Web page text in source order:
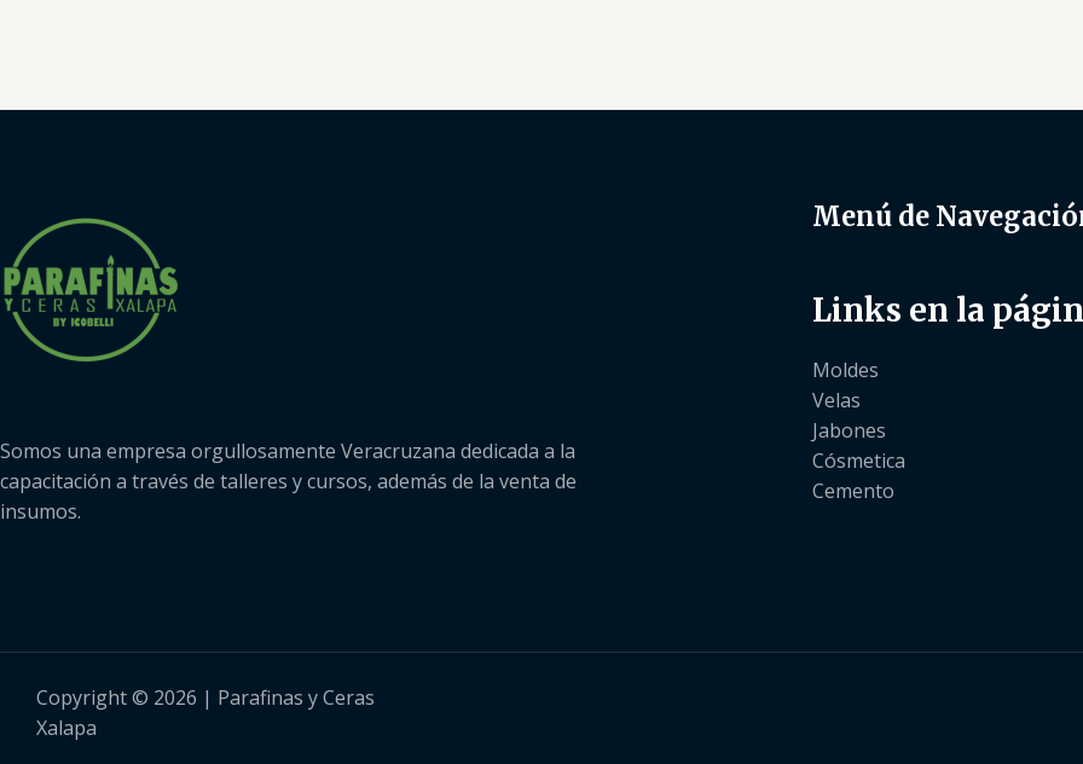
Somos una empresa orgullosamente Veracruzana dedicada a la
capacitación a través de talleres y cursos, además de la venta de
insumos.
Menú de
Links en la
Moldes
Velas
Jabones
Cósmetica
Cemento
Copyright © 2026 | Parafinas y Ceras
Xalapa